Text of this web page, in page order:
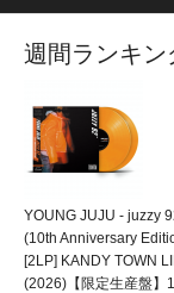
週間ランキ
YOUNG JUJU - juzzy
(10th Anniversary
[2LP] KANDY TOWN
(2026)【限定生産盤】